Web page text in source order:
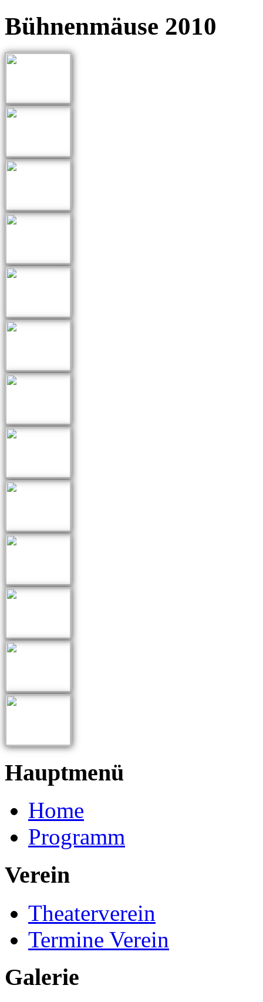
Bühnenmäuse 2010
Hauptmenü
Home
Programm
Verein
Theaterverein
Termine Verein
Galerie